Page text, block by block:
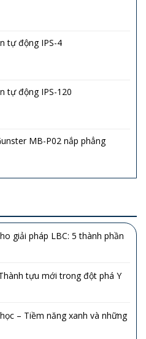
tự động IPS-4
tự động IPS-120
MB-P02 nắp phẳng
giải pháp LBC: 5 thành phần
tựu mới trong đột phá Y
– Tiềm năng xanh và những